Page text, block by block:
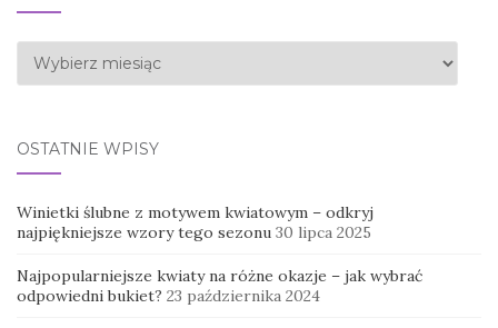
Archiwa
OSTATNIE WPISY
Winietki ślubne z motywem kwiatowym – odkryj
najpiękniejsze wzory tego sezonu 30 lipca 2025
Najpopularniejsze kwiaty na różne okazje – jak wybrać
odpowiedni bukiet? 23 października 2024